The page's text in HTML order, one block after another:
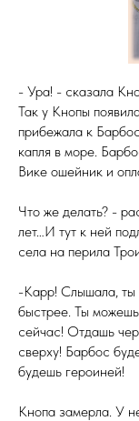
- Ура! - сказала
Так у Кнопы
прибежала к
капля в море.
Вике ошейник и
Что же делать? -
лет…И тут к ней
села на перила
-Карр! Слышала, ты
быстрее. Ты
сейчас! Отдашь
сверху! Барбос
будешь героиней!
Кнопа замерла. У